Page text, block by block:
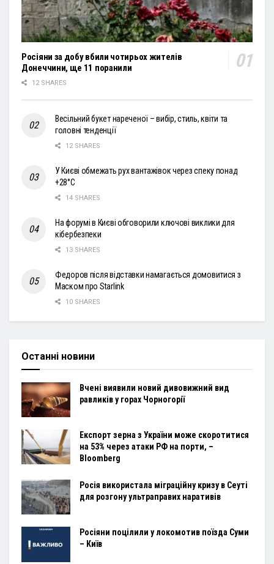
Росіяни за добу вбили чотирьох жителів
Донеччини, ще 11 поранили
12 SHARES
Весільний букет нареченої – вибір, стиль, квіти та
головні тенденції
12 SHARES
У Києві обмежать рух вантажівок через спеку понад
+28°С
14 SHARES
На форумі в Києві обговорили ключові виклики для
кібербезпеки
13 SHARES
Федоров після відставки намагається домовитися з
Маском про Starlink
10 SHARES
Останні новини
Вчені виявили новий дивовижний вид
равликів у горах Чорногорії
Експорт зерна з України може скоротитися
на 53% через атаки РФ на порти, –
Bloomberg
Росія використала міграційну кризу в Сеуті
для розгону ультраправих наративів
Росіяни поцілили у локомотив поїзда Суми
– Київ